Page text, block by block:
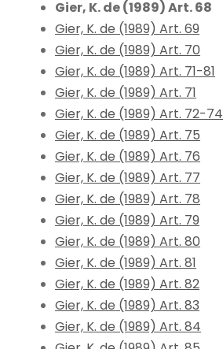
Gier, K. de (1989) Art. 68
Gier, K. de (1989) Art. 69
Gier, K. de (1989) Art. 70
Gier, K. de (1989) Art. 71-81
Gier, K. de (1989) Art. 71
Gier, K. de (1989) Art. 72-74
Gier, K. de (1989) Art. 75
Gier, K. de (1989) Art. 76
Gier, K. de (1989) Art. 77
Gier, K. de (1989) Art. 78
Gier, K. de (1989) Art. 79
Gier, K. de (1989) Art. 80
Gier, K. de (1989) Art. 81
Gier, K. de (1989) Art. 82
Gier, K. de (1989) Art. 83
Gier, K. de (1989) Art. 84